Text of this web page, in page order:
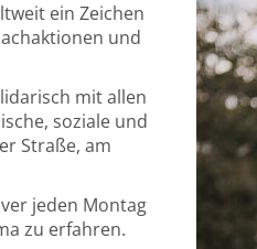
ein Zeichen
und
mit allen
soziale und
Straße, am
jeden Montag
zu erfahren.